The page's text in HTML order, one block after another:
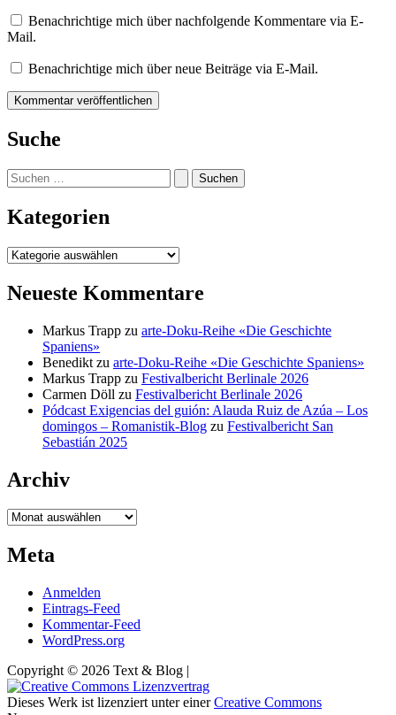
Benachrichtige mich über nachfolgende Kommentare via E-
Mail.
Benachrichtige mich über neue Beiträge via E-Mail.
Suche
Suchen
nach:
Kategorien
Kategorien
Neueste Kommentare
Markus Trapp zu arte-Doku-Reihe «Die Geschichte
Spaniens»
Benedikt zu arte-Doku-Reihe «Die Geschichte Spaniens»
Markus Trapp zu Festivalbericht Berlinale 2026
Carmen Döll zu Festivalbericht Berlinale 2026
Pódcast Exigencias del guión: Alauda Ruiz de Azúa – Los
domingos – Romanistik-Blog zu Festivalbericht San
Sebastián 2025
Archiv
Archiv
Meta
Anmelden
Eintrags-Feed
Kommentar-Feed
WordPress.org
Copyright © 2026 Text & Blog |
Dieses Werk ist lizenziert unter einerCreative Commons